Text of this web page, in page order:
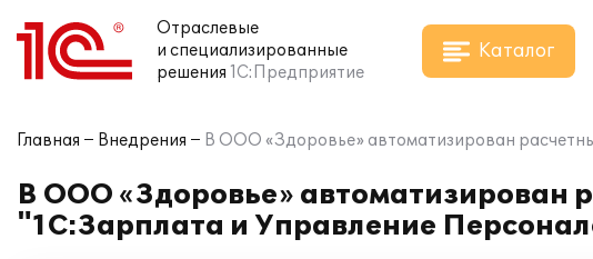
Отраслевые
и специализированные
решения 1С:Предприятие
Каталог
Главная Внедрения В ООО «Здоровье» автоматизирован
В ООО «Здоровье» автоматизирован
"1С:Зарплата и Управление